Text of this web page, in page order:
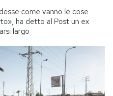
come vanno le cose
ha detto al Post un ex
largo